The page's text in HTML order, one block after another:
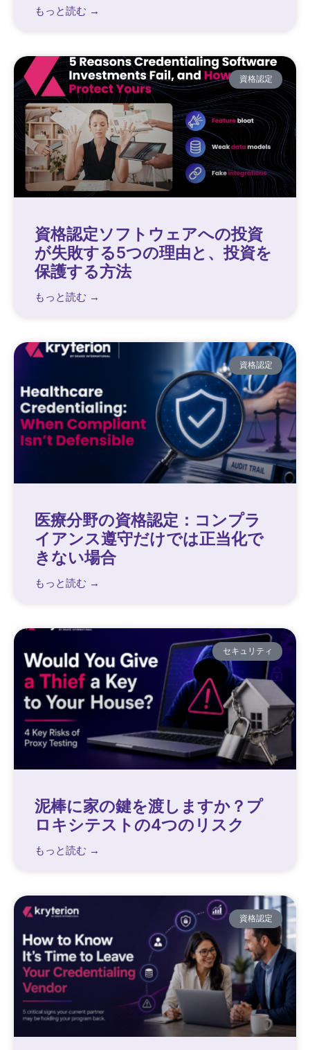
もっと読む →
資格認定
資格認定ソフトウェアへの投資
が失敗する5つの理由と、投資を
保護する方法
もっと読む →
資格認定
医療分野の資格認定：コンプラ
イアンス遵守だけでは正当化で
きない場合
もっと読む →
セキュリティ
泥棒に家の鍵を渡しますか？プ
ロキシテストの4つのリスク
もっと読む →
資格認定